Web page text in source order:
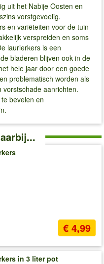
uit het Nabije Oosten en
vorstgevoelig.
en variëteiten voor de tuin
verspreiden en soms
laurierkers is een
bladeren blijven ook in de
hele jaar door een goede
problematisch worden als
aanrichten.
bevelen en
€ 4,99
in 3 liter pot